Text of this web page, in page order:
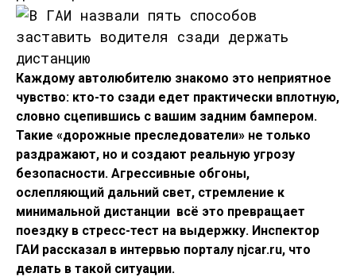
Каждому автолюбителю знакомо это неприятное
чувство: кто-то сзади едет практически вплотную,
словно сцепившись с вашим задним бампером.
Такие «дорожные преследователи» не только
раздражают, но и создают реальную угрозу
безопасности. Агрессивные обгоны,
ослепляющий дальний свет, стремление к
минимальной дистанции  всё это превращает
поездку в стресс-тест на выдержку. Инспектор
ГАИ рассказал в интервью порталу njcar.ru, что
делать в такой ситуации.